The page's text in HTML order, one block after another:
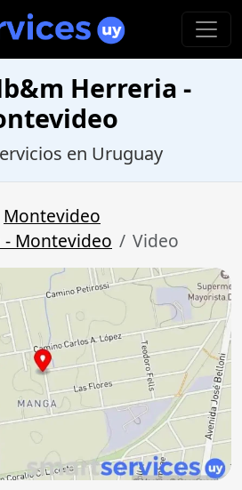
Herreria -
en Uruguay
Montevideo
Montevideo
Video